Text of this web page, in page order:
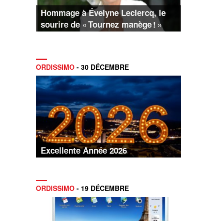
Hommage à Évelyne Leclercq, le
sourire de « Tournez manège ! »
ORDISSIMO - 30 DÉCEMBRE
Excellente Année 2026
ORDISSIMO - 19 DÉCEMBRE